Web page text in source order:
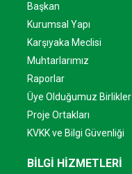
Başkan
Kurumsal Yapı
Karşıyaka Meclisi
Muhtarlarımız
Raporlar
Üye Olduğumuz Birlikler
Proje Ortakları
KVKK ve Bilgi Güvenliği
BİLGİ HİZMETLERİ